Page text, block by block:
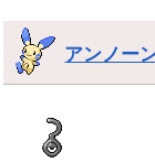
アンノー